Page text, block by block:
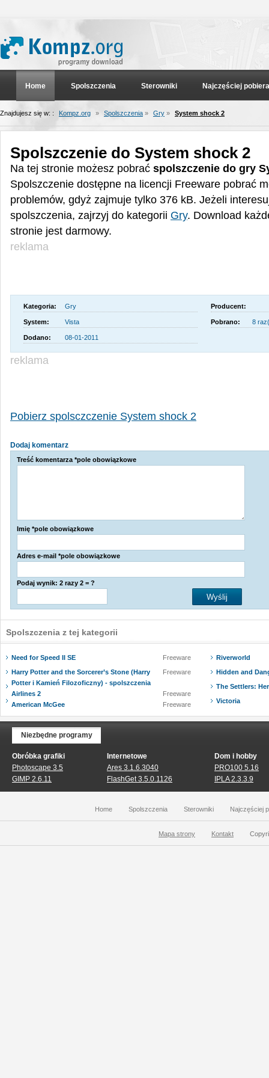
Home Spolszczenia Sterowniki Najczęściej
Znajdujesz się w: : Kompz.org » Spolszczenia » Gry » System shock 2
Spolszczenie do System shock 2
Na tej stronie możesz pobrać spolszczenie do gry
Spolszczenie dostępne na licencji Freeware pobrać
problemów, gdyż zajmuje tylko 376 kB. Jeżeli
spolszczenia, zajrzyj do kategorii Gry. Download
stronie jest darmowy.
reklama
Kategoria: Gry Producent:
System: Vista Pobrano: 8
Dodano: 08-01-2011
reklama
Pobierz spolsczczenie System shock 2
Dodaj komentarz
Treść komentarza *pole obowiązkowe
Imię *pole obowiązkowe
Adres e-mail *pole obowiązkowe
Podaj wynik: 2 razy 2 = ?
Spolszczenia z tej kategorii
Need for Speed II SE
Freeware
Harry Potter and the Sorcerer’s Stone (Harry
Potter i Kamień Filozoficzny) - spolszczenia
Freeware
Airlines 2
Freeware
American McGee
Freeware
Riverworld
Hidden and
The Settlers:
Victoria
Niezbędne programy
Obróbka grafiki
Photoscape 3.5
GIMP 2.6.11
Internetowe
Ares 3.1.6.3040
FlashGet 3.5.0.1126
Dom i hobby
PRO100 5.16
IPLA 2.3.3.9
Home Spolszczenia Sterowniki Najczęściej
Mapa strony Kontakt